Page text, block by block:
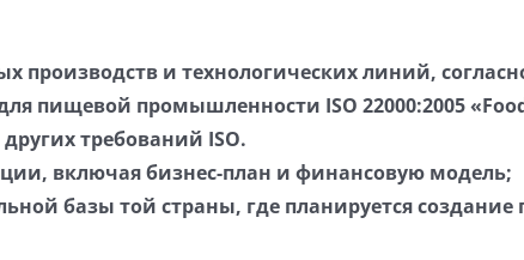
и технологических линий, согласно
пищевой промышленности ISO 22000:2005
требований ISO.
включая бизнес-план и финансовую модель;
базы той страны, где планируется